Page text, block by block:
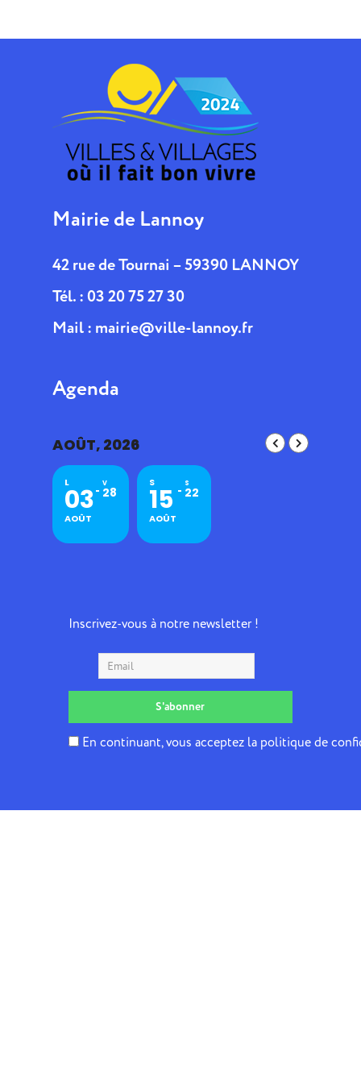
Mairie de Lannoy
42 rue de Tournai – 59390 LANNOY
Tél. : 03 20 75 27 30
Mail : mairie@ville-lannoy.fr
Agenda
AOÛT, 2026
L
03
AOÛT
V
28
S
15
AOÛT
S
22
Inscrivez-vous à notre newsletter !
En continuant, vous acceptez la politique de